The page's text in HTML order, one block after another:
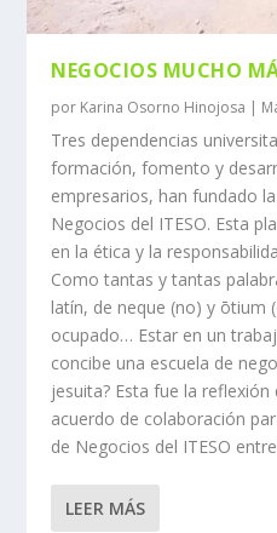
NEGOCIOS MUCHO
por Karina Osorno Hinojosa |
Tres dependencias
formación, fomento y
empresarios, han fundado
Negocios del ITESO. Esta
en la ética y la
Como tantas y tantas
latín, de neque (no) y ōtium
ocupado… Estar en un
concibe una escuela de
jesuita? Esta fue la
acuerdo de colaboración
de Negocios del ITESO
LEER MÁS